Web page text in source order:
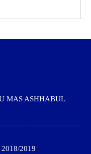
MAS ASHHABUL
2018/2019